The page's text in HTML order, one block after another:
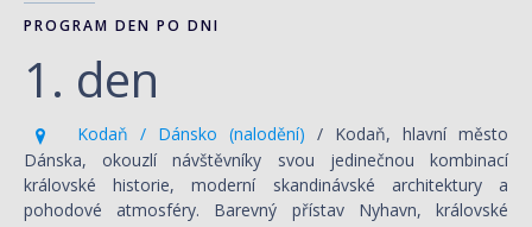
PROGRAM DEN PO DNI
1. den
Kodaň / Dánsko (nalodění) / Kodaň, hlavní město
Dánska, okouzlí návštěvníky svou jedinečnou kombinací
královské historie, moderní skandinávské architektury a
pohodové atmosféry. Barevný přístav Nyhavn, královské